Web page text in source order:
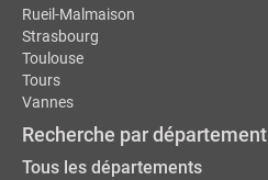
Rueil-Malmaison
Strasbourg
Toulouse
Tours
Vannes
Recherche par département
Tous les départements